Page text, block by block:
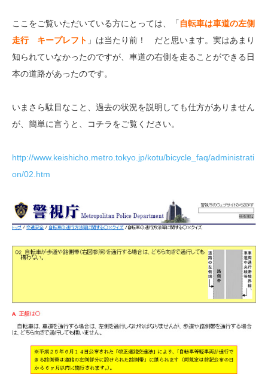
ここをご覧いただいている方にとっては、「 自転車は車道の左側
走行 キープレフト 」は当たり前！ だと思います。実はあまり
知られていなかったのですが、車道の右側を走ることができる日
本の道路があったのです。
いまさら駄目なこと、過去の状況を説明しても仕方がありません
が、簡単に言うと、コチラをご覧ください。
http://www.keishicho.metro.tokyo.jp/kotu/bicycle_faq/administrati
on/02.htm